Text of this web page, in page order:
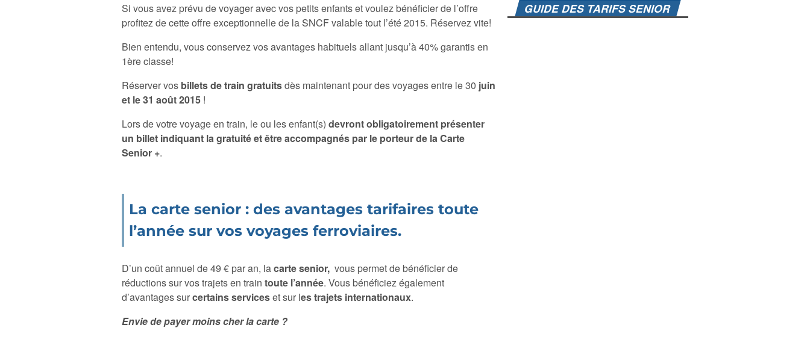
Si vous avez prévu de voyager avec vos petits enfants et voulez bénéficier de l’offre
profitez de cette offre exceptionnelle de la SNCF valable tout l’été 2015. Réservez vite!
Bien entendu, vous conservez vos avantages habituels allant jusqu’à 40% garantis en
1ère classe!
Réserver vos billets de train gratuitsdès maintenant pour des voyages entre le 30 juin
et le 31 août 2015 !
Lors de votre voyage en train, le ou les enfant(s) devront obligatoirement présenter
un billet indiquant la gratuité et être accompagnés par le porteur de la Carte
Senior +.
La carte senior : des avantages tarifaires toute
l’année sur vos voyages ferroviaires.
D’un coût annuel de 49 € par an, lacarte senior, vous permet de bénéficier de
réductions sur vos trajets en train toute l’année. Vous bénéficiez également
d’avantages surcertains serviceset sur les trajets internationaux.
Envie de payer moins cher la carte ?
GUIDE DES TARIFS SENIOR